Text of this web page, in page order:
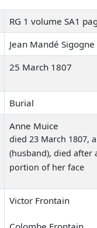
RG 1 volume SA1
Jean Mandé Sigogne
25 March 1807
Burial
Anne Muice
died 23 March 1807,
(husband), died after
portion of her face
Victor Frontain